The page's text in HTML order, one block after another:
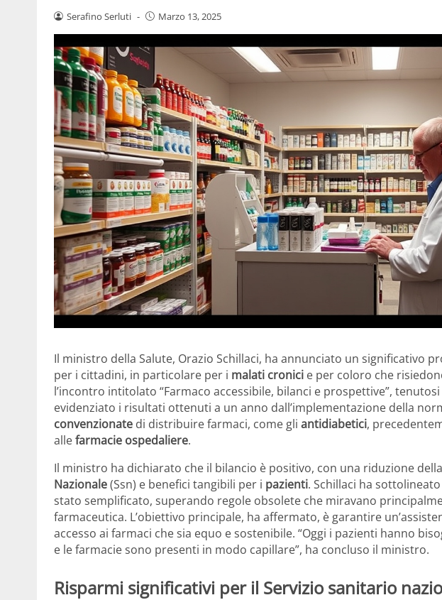
Serafino Serluti - Marzo 13, 2025
Il ministro della Salute, Orazio Schillaci, ha annunciato un significativo
per i cittadini, in particolare per i malati cronici e per coloro che
l’incontro intitolato “Farmaco accessibile, bilanci e prospettive”,
evidenziato i risultati ottenuti a un anno dall’implementazione della
convenzionate di distribuire farmaci, come gli antidiabetici,
allefarmacie ospedaliere.
Il ministro ha dichiarato che il bilancio è positivo, con una riduzione della
Nazionale(Ssn) e benefici tangibili per i pazienti. Schillaci ha sottolineato
stato semplificato, superando regole obsolete che miravano
farmaceutica. L’obiettivo principale, ha affermato, è garantire
accesso ai farmaci che sia equo e sostenibile. “Oggi i pazienti hanno
e le farmacie sono presenti in modo capillare”, ha concluso il ministro.
Risparmi significativi per il Servizio sanitario